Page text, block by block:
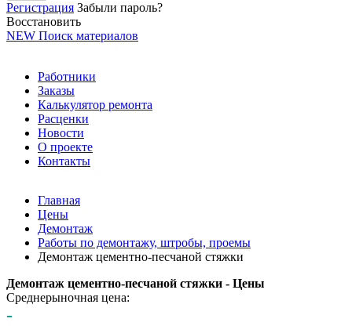
Регистрация Забыли пароль?
Восстановить
NEW Поиск материалов
Работники
Заказы
Калькулятор ремонта
Расценки
Новости
О проекте
Контакты
Главная
Цены
Демонтаж
Работы по демонтажу, штробы, проемы
Демонтаж цементно-песчаной стяжки
Демонтаж цементно-песчаной стяжки - Цены
Среднерыночная цена:
-